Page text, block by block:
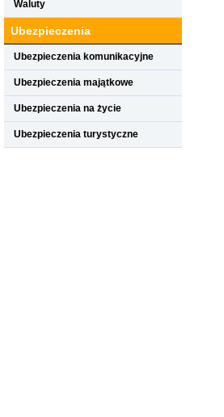
Waluty
Ubezpieczenia
Ubezpieczenia komunikacyjne
Ubezpieczenia majątkowe
Ubezpieczenia na życie
Ubezpieczenia turystyczne